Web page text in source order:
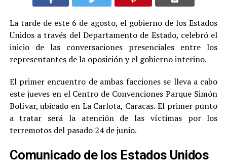
La tarde de este 6 de agosto, el gobierno de los Estados
Unidos a través del Departamento de Estado, celebró el
inicio de las conversaciones presenciales entre los
representantes de la oposición y el gobierno interino.
El primer encuentro de ambas facciones se lleva a cabo
este jueves en el Centro de Convenciones Parque Simón
Bolívar, ubicado en La Carlota, Caracas. El primer punto
a tratar será la atención de las víctimas por los
terremotos del pasado 24 de junio.
Comunicado de los Estados Unidos